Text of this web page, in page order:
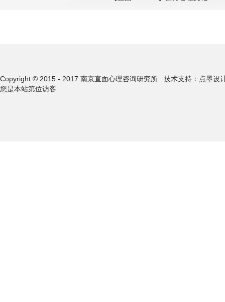
Copyright © 2015 - 2017 南京直面心理咨询研究所 技术支持：点墨设
您是本站第位访客